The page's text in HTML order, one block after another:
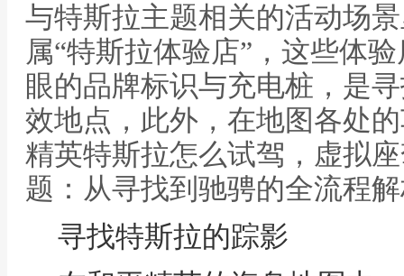
与特斯拉主题相关的活动场
属“特斯拉体验店”，这些体
眼的品牌标识与充电桩，是
效地点，此外，在地图各处
精英特斯拉怎么试驾，虚拟
题：从寻找到驰骋的全流程
寻找特斯拉的踪影